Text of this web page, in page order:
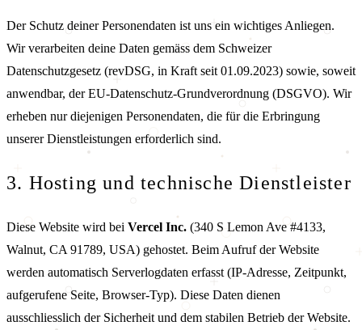
Der Schutz deiner Personendaten ist uns ein wichtiges Anliegen.
Wir verarbeiten deine Daten gemäss dem Schweizer
Datenschutzgesetz (revDSG, in Kraft seit 01.09.2023) sowie, soweit
anwendbar, der EU-Datenschutz-Grundverordnung (DSGVO). Wir
erheben nur diejenigen Personendaten, die für die Erbringung
unserer Dienstleistungen erforderlich sind.
3. Hosting und technische Dienstleister
Diese Website wird bei Vercel Inc. (340 S Lemon Ave #4133,
Walnut, CA 91789, USA) gehostet. Beim Aufruf der Website
werden automatisch Serverlogdaten erfasst (IP-Adresse, Zeitpunkt,
aufgerufene Seite, Browser-Typ). Diese Daten dienen
ausschliesslich der Sicherheit und dem stabilen Betrieb der Website.